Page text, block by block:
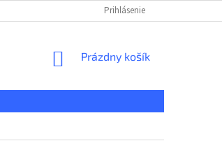
DOPRAVA A PLATBA
Prihlásenie
NÁKUPNÝ
Prázdny košík